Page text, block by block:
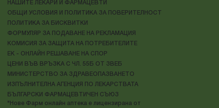
НАШИТЕ ЛЕКАРИ И ФАРМАЦЕВТИ
ОБЩИ УСЛОВИЯ И ПОЛИТИКА ЗА ПОВЕРИТЕЛНОСТ
ПОЛИТИКА ЗА БИСКВИТКИ
ФОРМУЛЯР ЗА ПОДАВАНЕ НА РЕКЛАМАЦИЯ
КОМИСИЯ ЗА ЗАЩИТА НА ПОТРЕБИТЕЛИТЕ
ЕК - ОНЛАЙН РЕШАВАНЕ НА СПОР
ЦЕНИ ВЪВ ВРЪЗКА С ЧЛ. 55Б ОТ ЗВЕБ
МИНИСТЕРСТВО ЗА ЗДРАВЕОПАЗВАНЕТО
ИЗПЪЛНИТЕЛНА АГЕНЦИЯ ПО ЛЕКАРСТВАТА
БЪЛГАРСКИ ФАРМАЦЕВТИЧЕН СЪЮЗ
"Нове Фарм онлайн аптека е лицензирана от